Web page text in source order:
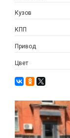
Кузов
КПП
Привод
Цвет